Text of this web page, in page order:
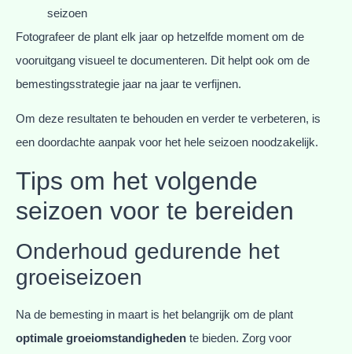
seizoen
Fotografeer de plant elk jaar op hetzelfde moment om de
vooruitgang visueel te documenteren. Dit helpt ook om de
bemestingsstrategie jaar na jaar te verfijnen.
Om deze resultaten te behouden en verder te verbeteren, is
een doordachte aanpak voor het hele seizoen noodzakelijk.
Tips om het volgende
seizoen voor te bereiden
Onderhoud gedurende het
groeiseizoen
Na de bemesting in maart is het belangrijk om de plant
optimale groeiomstandigheden te bieden. Zorg voor